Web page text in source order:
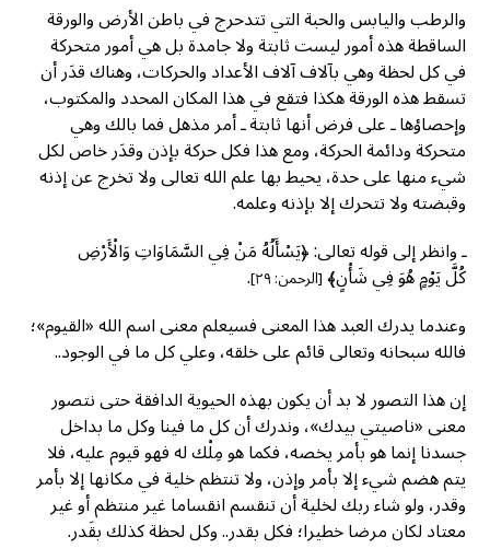
والرطب واليابس والحبة التي تتدحرج في باطن الأرض والورقة
الساقطة هذه أمور ليست ثابتة ولا جامدة بل هي أمور متحركة
في كل لحظة وهي بآلاف آلاف الأعداد والحركات، وهناك قدَر أن
تسقط هذه الورقة هكذا فتقع في هذا المكان المحدد والمكتوب،
وإحصاؤها ـ على فرض أنها ثابتة ـ أمر مذهل فما بالك وهي
متحركة ودائمة الحركة، ومع هذا فكل حركة بإذن وقدَر خاص لكل
شيء منها على حدة، يحيط بها علم الله تعالى ولا تخرج عن إذنه
وقبضته ولا تتحرك إلا بإذنه وعلمه.
ـ وانظر إلى قوله تعالى: ﴿يَسْأَلُهُ مَنْ فِي السَّمَاوَاتِ وَالْأَرْضِ
كُلَّ يَوْمٍ هُوَ فِي شَأْنٍ﴾[الرحمن: ٢٩]
.
وعندما يدرك العبد هذا المعنى فسيعلم معنى اسم الله «القيوم»؛
فالله سبحانه وتعالى قائم على خلقه، وعلي كل ما في الوجود..
إن هذا التصور لا بد أن يكون بهذه الحيوية الدافقة حتى نتصور
معنى «ناصيتي بيدك»، وندرك أن كل ما فينا وكل ما بداخل
جسدنا إنما هو بأمر يخصه، فكما هو مِلْك له فهو قيوم عليه، فلا
يتم هضم شيء إلا بأمر وإذن، ولا تنتظم خلية في مكانها إلا بأمر
وقدر، ولو شاء ربك لخلية أن تنقسم انقساما غير منتظم أو غير
معتاد لكان مرضا خطيرا؛ فكل بقدر.. وكل لحظة كذلك بقَدر.